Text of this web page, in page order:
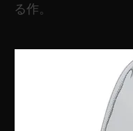
る作。